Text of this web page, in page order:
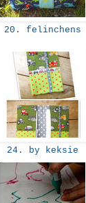
20. felinchens
24. by keksie